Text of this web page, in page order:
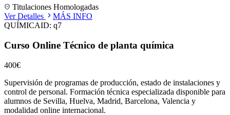
Titulaciones Homologadas
Ver Detalles
MÁS INFO
QUÍMICAID: q7
Curso Online Técnico de planta química
400€
Supervisión de programas de producción, estado de instalaciones y
control de personal. Formación técnica especializada disponible para
alumnos de Sevilla, Huelva, Madrid, Barcelona, Valencia y
modalidad online internacional.